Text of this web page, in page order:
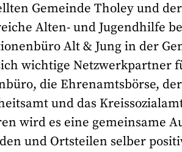
Gemeinde Tholey und
Alten- und Jugendhilfe
Alt & Jung in der
wichtige Netzwerkpartner
die Ehrenamtsbörse,
und das
wird es eine gemeinsame
und Ortsteilen selber